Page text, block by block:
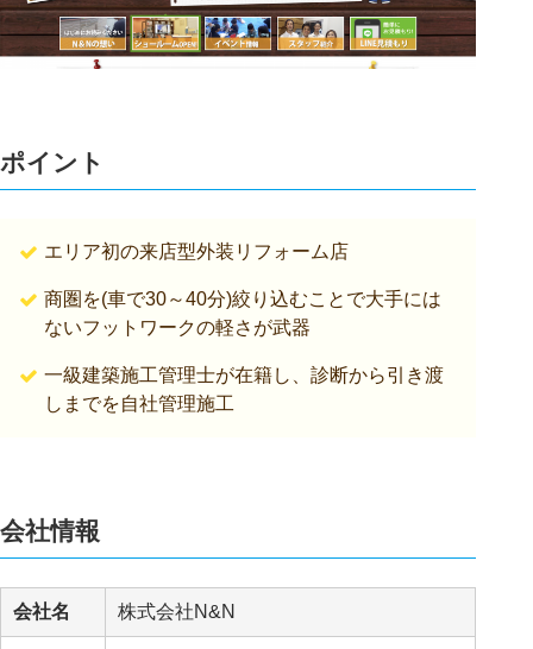
ポイント
エリア初の来店型外装リフォーム店
商圏を(車で30～40分)絞り込むことで大手には
ないフットワークの軽さが武器
一級建築施工管理士が在籍し、診断から引き渡
しまでを自社管理施工
会社情報
会社名 株式会社N&N